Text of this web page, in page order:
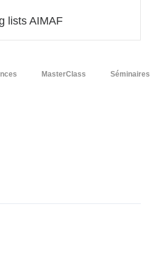
lists AIMAF
MasterClass Séminaires